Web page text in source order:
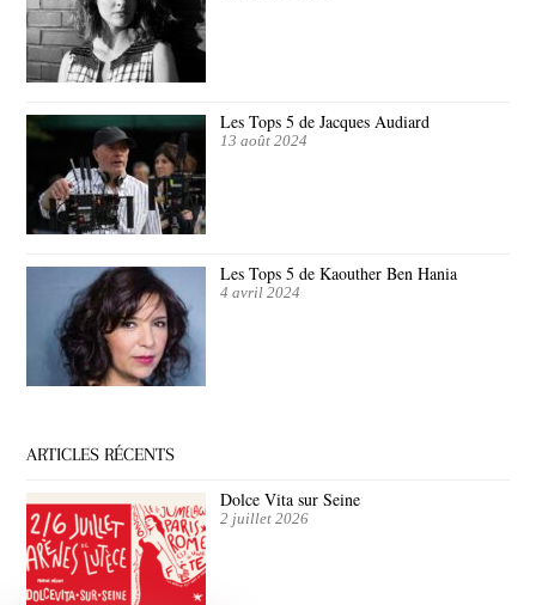
Les Tops 5 de Jacques Audiard
13 août 2024
Les Tops 5 de Kaouther Ben Hania
4 avril 2024
ARTICLES RÉCENTS
Dolce Vita sur Seine
2 juillet 2026